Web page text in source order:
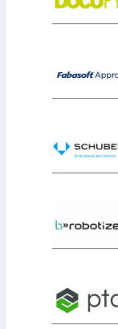
t
z
s
e
e
ü
n